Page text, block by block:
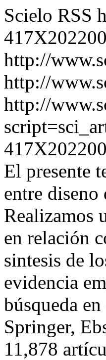
Scielo RSS
http://
http://
http://
El presente
entre
Realizamos
en relación
sintesis de
evidencia
búsqueda
Springer,
11,878